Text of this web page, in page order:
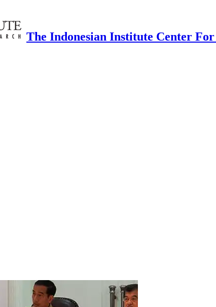
The Indonesian Institute Center